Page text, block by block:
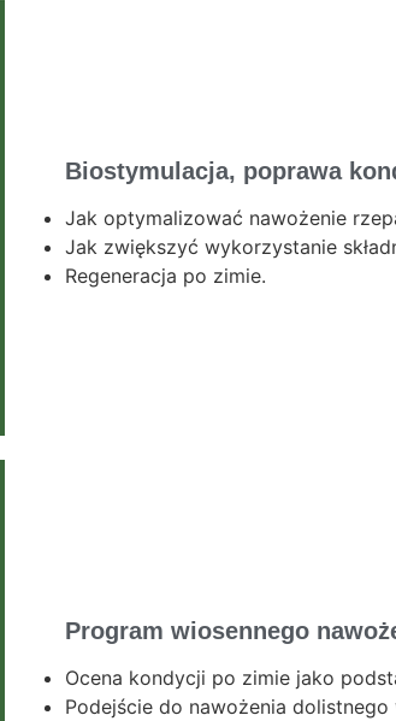
Biostymulacja, poprawa
Jak optymalizować nawożenie
Jak zwiększyć wykorzystanie
Regeneracja po zimie.
Program wiosennego
Ocena kondycji po zimie jako
Podejście do nawożenia